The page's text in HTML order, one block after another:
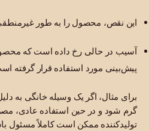
این نقص، محصول را به طور
آسیب در حالی رخ داده است که
پیش‌بینی مورد استفاده قرار گرفته
برای مثال، اگر یک وسیله خانگی به
گرم شود و در حین استفاده عادی،
تولیدکننده ممکن است کاملاً مسئول